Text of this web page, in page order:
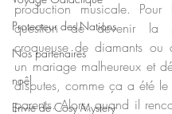
Protecteur des Nations
Nos partenaires
noêl
Envie de Cosy Mystery
production musicale.
question de devenir la
croqueuse de diamants ou
un mariage malheureux et
disputes, comme ça a été le
parents. Alors, quand il